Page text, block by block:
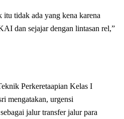
tidak ada yang kena karena
dan sejajar dengan lintasan rel,”
Perkeretaapian Kelas I
mengatakan, urgensi
jalur transfer jalur para